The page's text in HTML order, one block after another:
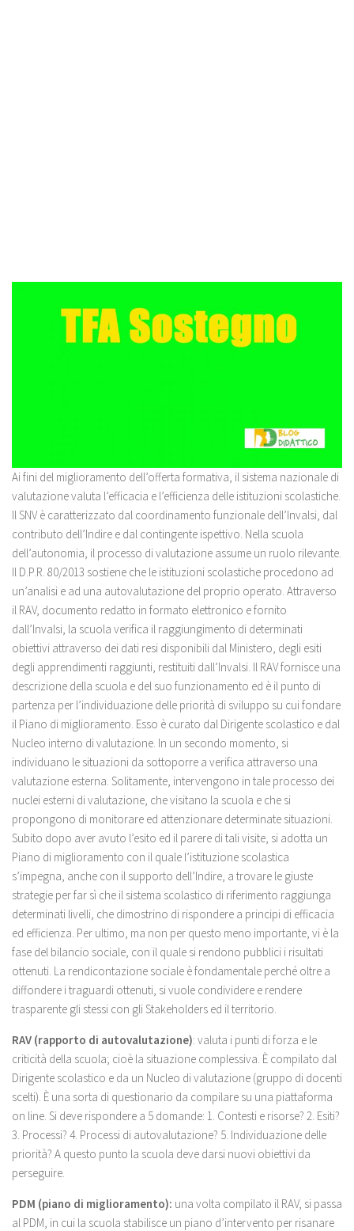
Ai fini del miglioramento dell’offerta formativa, il sistema nazionale di
valutazione valuta l’efficacia e l’efficienza delle istituzioni scolastiche.
Il SNV è caratterizzato dal coordinamento funzionale dell’Invalsi, dal
contributo dell’Indire e dal contingente ispettivo. Nella scuola
dell’autonomia, il processo di valutazione assume un ruolo rilevante.
Il D.P.R. 80/2013 sostiene che le istituzioni scolastiche procedono ad
un’analisi e ad una autovalutazione del proprio operato. Attraverso
il RAV, documento redatto in formato elettronico e fornito
dall’Invalsi, la scuola verifica il raggiungimento di determinati
obiettivi attraverso dei dati resi disponibili dal Ministero, degli esiti
degli apprendimenti raggiunti, restituiti dall’Invalsi. Il RAV fornisce una
descrizione della scuola e del suo funzionamento ed è il punto di
partenza per l’individuazione delle priorità di sviluppo su cui fondare
il Piano di miglioramento. Esso è curato dal Dirigente scolastico e dal
Nucleo interno di valutazione. In un secondo momento, si
individuano le situazioni da sottoporre a verifica attraverso una
valutazione esterna. Solitamente, intervengono in tale processo dei
nuclei esterni di valutazione, che visitano la scuola e che si
propongono di monitorare ed attenzionare determinate situazioni.
Subito dopo aver avuto l’esito ed il parere di tali visite, si adotta un
Piano di miglioramento con il quale l’istituzione scolastica
s’impegna, anche con il supporto dell’Indire, a trovare le giuste
strategie per far sì che il sistema scolastico di riferimento raggiunga
determinati livelli, che dimostrino di rispondere a principi di efficacia
ed efficienza. Per ultimo, ma non per questo meno importante, vi è la
fase del bilancio sociale, con il quale si rendono pubblici i risultati
ottenuti. La rendicontazione sociale è fondamentale perché oltre a
diffondere i traguardi ottenuti, si vuole condividere e rendere
trasparente gli stessi con gli Stakeholders ed il territorio.
RAV (rapporto di autovalutazione): valuta i punti di forza e le
criticità della scuola; cioè la situazione complessiva. È compilato dal
Dirigente scolastico e da un Nucleo di valutazione (gruppo di docenti
scelti). È una sorta di questionario da compilare su una piattaforma
on line. Si deve rispondere a 5 domande: 1. Contesti e risorse? 2. Esiti?
3. Processi? 4. Processi di autovalutazione? 5. Individuazione delle
priorità? A questo punto la scuola deve darsi nuovi obiettivi da
perseguire.
PDM (piano di miglioramento): una volta compilato il RAV, si passa
al PDM, in cui la scuola stabilisce un piano d’intervento per risanare